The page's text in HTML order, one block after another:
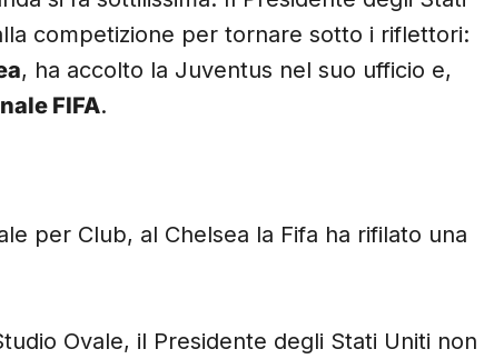
competizione per tornare sotto i riflettori:
, ha accolto la Juventus nel suo ufficio e,
FIFA.
per Club, al Chelsea la Fifa ha rifilato una
Ovale, il Presidente degli Stati Uniti non